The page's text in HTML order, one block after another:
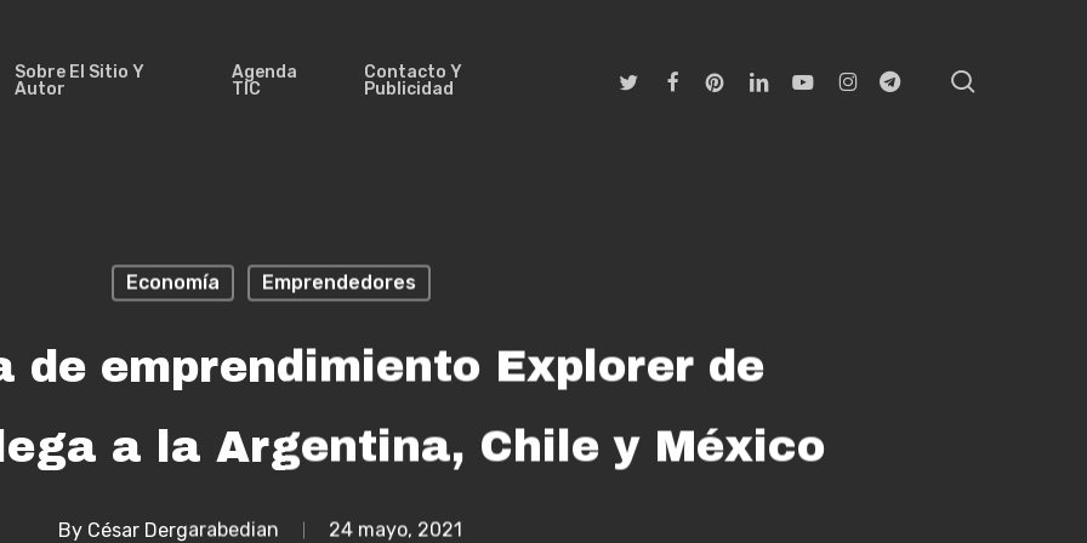
Sobre El Sitio Y
Autor
Agenda
TIC
Contacto Y
Publicidad
TwitterFacebookPinterestLinkedinYoutubeInstagramTelegram
Economía Emprendedores
de emprendimiento Explorer de
a la Argentina, Chile y México
By César Dergarabedian 24 mayo, 2021